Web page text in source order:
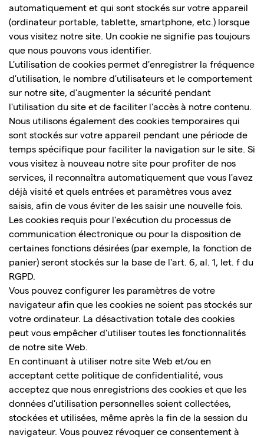
automatiquement et qui sont stockés sur votre appareil
(ordinateur portable, tablette, smartphone, etc.) lorsque
vous visitez notre site. Un cookie ne signifie pas toujours
que nous pouvons vous identifier.
L'utilisation de cookies permet d'enregistrer la fréquence
d'utilisation, le nombre d'utilisateurs et le comportement
sur notre site, d'augmenter la sécurité pendant
l'utilisation du site et de faciliter l'accès à notre contenu.
Nous utilisons également des cookies temporaires qui
sont stockés sur votre appareil pendant une période de
temps spécifique pour faciliter la navigation sur le site. Si
vous visitez à nouveau notre site pour profiter de nos
services, il reconnaîtra automatiquement que vous l'avez
déjà visité et quels entrées et paramètres vous avez
saisis, afin de vous éviter de les saisir une nouvelle fois.
Les cookies requis pour l'exécution du processus de
communication électronique ou pour la disposition de
certaines fonctions désirées (par exemple, la fonction de
panier) seront stockés sur la base de l'art. 6, al. 1, let. f du
RGPD.
Vous pouvez configurer les paramètres de votre
navigateur afin que les cookies ne soient pas stockés sur
votre ordinateur. La désactivation totale des cookies
peut vous empêcher d'utiliser toutes les fonctionnalités
de notre site Web.
En continuant à utiliser notre site Web et/ou en
acceptant cette politique de confidentialité, vous
acceptez que nous enregistrions des cookies et que les
données d'utilisation personnelles soient collectées,
stockées et utilisées, même après la fin de la session du
navigateur. Vous pouvez révoquer ce consentement à